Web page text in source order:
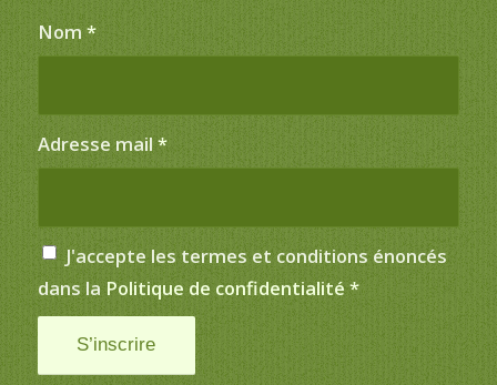
Nom *
Adresse mail *
J'accepte les termes et conditions énoncés
dans la Politique de confidentialité *